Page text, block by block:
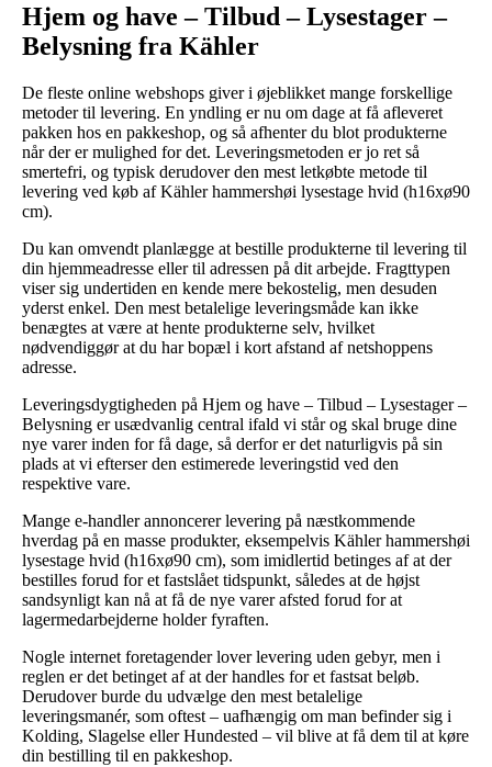
Hjem og have – Tilbud – Lysestager –
Belysning fra Kähler
De fleste online webshops giver i øjeblikket mange forskellige
metoder til levering. En yndling er nu om dage at få afleveret
pakken hos en pakkeshop, og så afhenter du blot produkterne
når der er mulighed for det. Leveringsmetoden er jo ret så
smertefri, og typisk derudover den mest letkøbte metode til
levering ved køb af Kähler hammershøi lysestage hvid (h16xø90
cm).
Du kan omvendt planlægge at bestille produkterne til levering til
din hjemmeadresse eller til adressen på dit arbejde. Fragttypen
viser sig undertiden en kende mere bekostelig, men desuden
yderst enkel. Den mest betalelige leveringsmåde kan ikke
benægtes at være at hente produkterne selv, hvilket
nødvendiggør at du har bopæl i kort afstand af netshoppens
adresse.
Leveringsdygtigheden på Hjem og have – Tilbud – Lysestager –
Belysning er usædvanlig central ifald vi står og skal bruge dine
nye varer inden for få dage, så derfor er det naturligvis på sin
plads at vi efterser den estimerede leveringstid ved den
respektive vare.
Mange e-handler annoncerer levering på næstkommende
hverdag på en masse produkter, eksempelvis Kähler hammershøi
lysestage hvid (h16xø90 cm), som imidlertid betinges af at der
bestilles forud for et fastslået tidspunkt, således at de højst
sandsynligt kan nå at få de nye varer afsted forud for at
lagermedarbejderne holder fyraften.
Nogle internet foretagender lover levering uden gebyr, men i
reglen er det betinget af at der handles for et fastsat beløb.
Derudover burde du udvælge den mest betalelige
leveringsmanér, som oftest – uafhængig om man befinder sig i
Kolding, Slagelse eller Hundested – vil blive at få dem til at køre
din bestilling til en pakkeshop.